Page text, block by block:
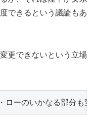
できるという議論もあ
更できないという立場
ローのいかなる部分も変